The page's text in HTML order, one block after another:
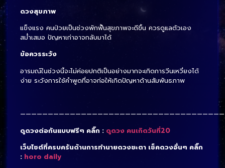
ดวงสุขภาพ
แข็งแรง คนป่วยเป็นช่วงพักฟื้นสุขภาพจะดีขึ้น ควรดูแลตัวเอง
สม่ำเสมอ ปัญหาเก่าอาจกลับมาได้
ข้อควรระวัง
อารมณ์ในช่วงนี้จะไม่ค่อยปกติเป็นอย่างมากจะเกิดการวีนเหวี่ยงได้
ง่าย ระวังการใช้คำพูดที่อาจก่อให้เกิดปัญหาด้านสัมพันธภาพ
ดูดวงต่อกันแบบฟรีๆ คลิ๊ก : ดูดวง คนเกิดวันที่20
เว็บไซต์ที่ครบครันด้านการทำนายดวงชะตา เช็คดวงอื่นๆ คลิ๊ก
: horo daily